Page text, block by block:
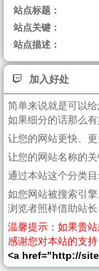
站点标题：
站点关键：
站点描述：
加入好处
简单来说就是可以
如果细分的话那么有
让您的网站更快、
让您的网站名称的
通过本站这个分类
如您网站被搜索引
浏览者照样借助站
温馨提示：如果贵
感谢您对本站的支持
<a href="http://